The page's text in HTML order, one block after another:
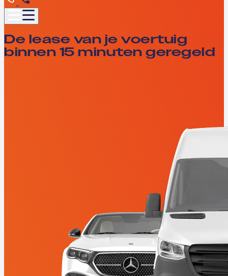
De lease van je voertuig
binnen 15 minuten geregeld